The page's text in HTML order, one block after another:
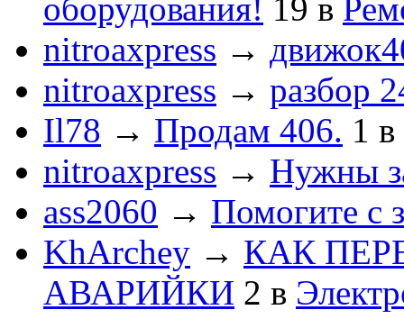
оборудования! 19 в
nitroaxpress →
nitroaxpress → разбор
Il78 → Продам 406. 1 в
nitroaxpress → Нужны
ass2060 → Помогите с
KhArchey → КАК
АВАРИЙКИ 2 в